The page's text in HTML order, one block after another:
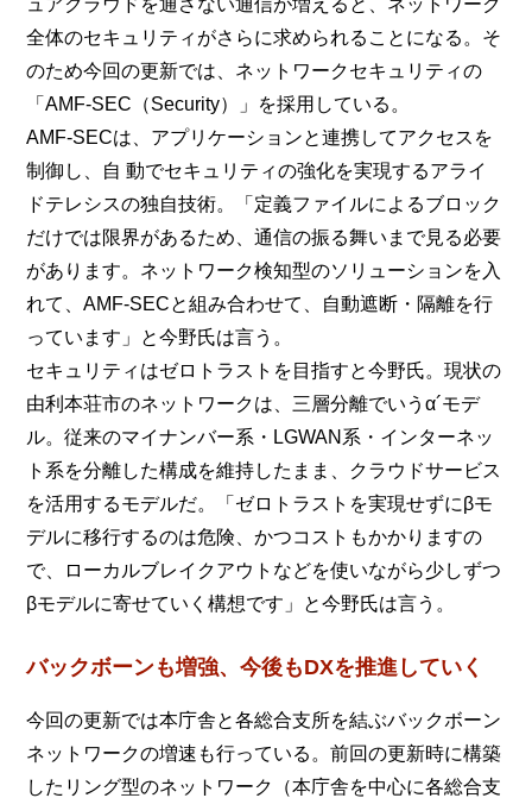
全体のセキュリティがさらに求められることになる。そ
のため今回の更新では、ネットワークセキュリティの
「AMF-SEC（Security）」を採用している。
AMF-SECは、アプリケーションと連携してアクセスを
制御し、自 動でセキュリティの強化を実現するアライ
ドテレシスの独自技術。「定義ファイルによるブロック
だけでは限界があるため、通信の振る舞いまで見る必要
があります。ネットワーク検知型のソリューションを入
れて、AMF-SECと組み合わせて、自動遮断・隔離を行
っています」と今野氏は言う。
セキュリティはゼロトラストを目指すと今野氏。現状の
由利本荘市のネットワークは、三層分離でいうα´モデ
ル。従来のマイナンバー系・LGWAN系・インターネッ
ト系を分離した構成を維持したまま、クラウドサービス
を活用するモデルだ。「ゼロトラストを実現せずにβモ
デルに移行するのは危険、かつコストもかかりますの
で、ローカルブレイクアウトなどを使いながら少しずつ
βモデルに寄せていく構想です」と今野氏は言う。
バックボーンも増強、今後もDXを推進していく
今回の更新では本庁舎と各総合支所を結ぶバックボーン
ネットワークの増速も行っている。前回の更新時に構築
したリング型のネットワーク（本庁舎を中心に各総合支